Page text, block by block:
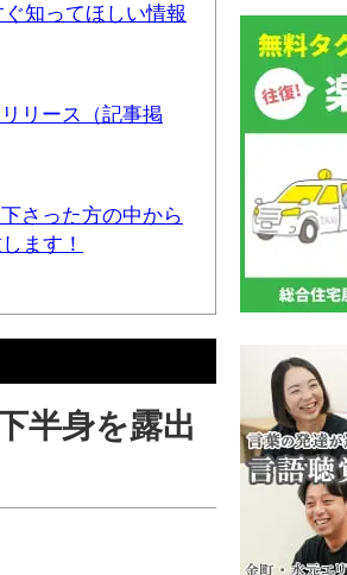
知ってほしい情報
リース（記事掲
さった方の中から
ます！
半身を露出